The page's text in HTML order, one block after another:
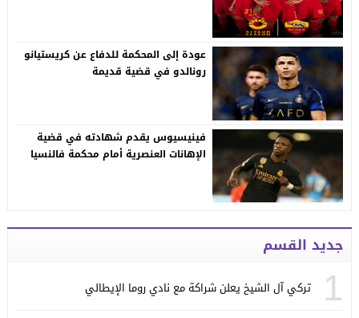
عودة إلى المحكمة للدفاع عن كريستيانو
رونالدو في قضية قديمة
فينيسيوس يقدم شهادته في قضية
الإهانات العنصرية أمام محكمة فالنسيا
جديد القسم
1 تركي آل الشيخ يعلن شراكة مع نادي روما الإيطالي